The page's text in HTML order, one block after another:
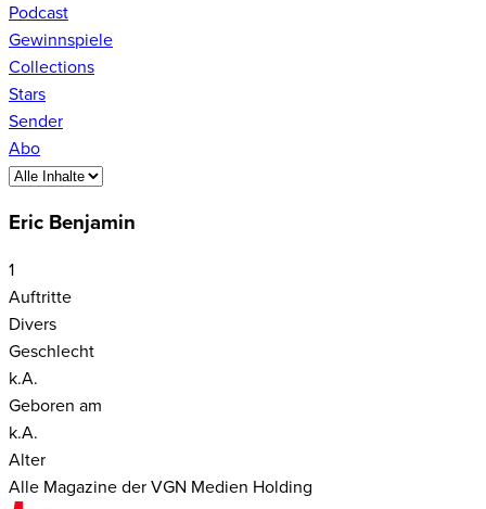
Podcast
Gewinnspiele
Collections
Stars
Sender
Abo
Eric Benjamin
1
Auftritte
Divers
Geschlecht
k.A.
Geboren am
k.A.
Alter
Alle Magazine der VGN Medien Holding